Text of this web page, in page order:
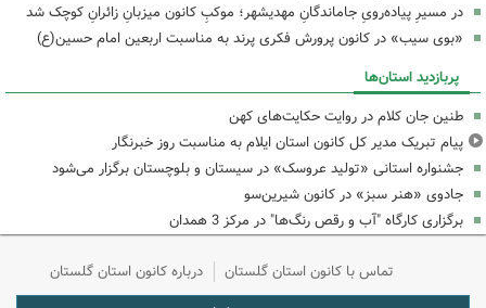
در مسیرِ پیاده‌رویِ جاماندگانِ مهدیشهر؛ موکبِ کانون میزبانِ زائرانِ کوچک شد
«بوی سیب» در کانون پرورش فکری پرند به مناسبت اربعین امام حسین(ع)
پربازدید استان‌ها
طنین جان کلام در روایت حکایت‌های کهن
پیام تبریک مدیر کل کانون استان ایلام به مناسبت روز خبرنگار
جشنواره استانی «تولید عروسک» در سیستان و بلوچستان برگزار می‌شود
جادوی «هنر سبز» در کانون شیرین‌سو
برگزاری کارگاه "آب و رقص رنگ‌ها" در مرکز 3 همدان
تماس با کانون استان گلستان درباره کانون استان گلستان